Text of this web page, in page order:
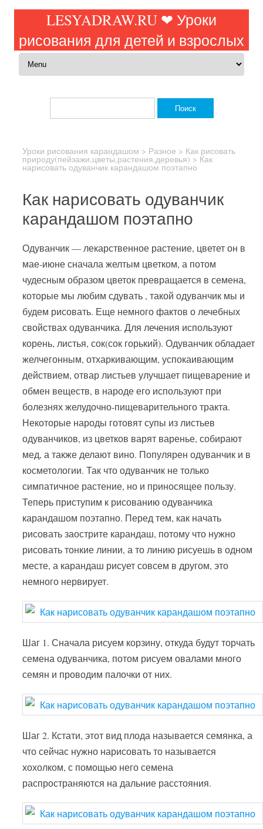
LESYADRAW.RU ❤ Уроки
рисования для детей и взрослых
Перейти к содержимому
Уроки рисования карандашом > Разное > Как рисовать
природу(пейзажи,цветы,растения,деревья) > Как
нарисовать одуванчик карандашом поэтапно
Как нарисовать одуванчик
карандашом поэтапно
Одуванчик — лекарственное растение, цветет он в
мае-июне сначала желтым цветком, а потом
чудесным образом цветок превращается в семена,
которые мы любим сдувать , такой одуванчик мы и
будем рисовать. Еще немного фактов о лечебных
свойствах одуванчика. Для лечения используют
корень, листья, сок(сок горький). Одуванчик обладает
желчегонным, отхаркивающим, успокаивающим
действием, отвар листьев улучшает пищеварение и
обмен веществ, в народе его используют при
болезнях желудочно-пищеварительного тракта.
Некоторые народы готовят супы из листьев
одуванчиков, из цветков варят варенье, собирают
мед, а также делают вино. Популярен одуванчик и в
косметологии. Так что одуванчик не только
симпатичное растение, но и приносящее пользу.
Теперь приступим к рисованию одуванчика
карандашом поэтапно. Перед тем, как начать
рисовать заострите карандаш, потому что нужно
рисовать тонкие линии, а то линию рисуешь в одном
месте, а карандаш рисует совсем в другом, это
немного нервирует.
Шаг 1. Сначала рисуем корзину, откуда будут торчать
семена одуванчика, потом рисуем овалами много
семян и проводим палочки от них.
Шаг 2. Кстати, этот вид плода называется семянка, а
что сейчас нужно нарисовать то называется
хохолком, с помощью него семена
распространяются на дальние расстояния.